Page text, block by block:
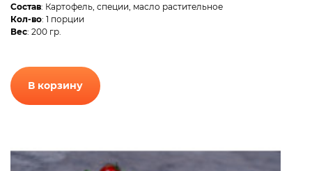
Состав: Картофель, специи, масло растительное
Кол-во: 1 порции
Вес: 200 гр.
В корзину